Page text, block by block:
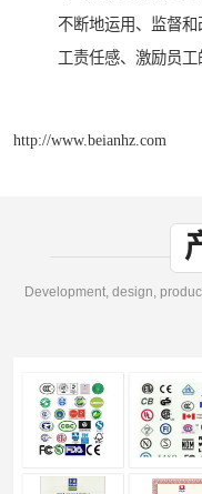
不断地运用、监督
工责任感、激励员工
http://www.beianhz.com